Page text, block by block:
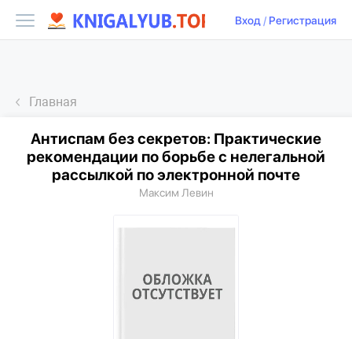
Вход/ Регистрация
Главная
Антиспам без секретов: Практические
рекомендации по борьбе с нелегальной
рассылкой по электронной почте
Максим Левин